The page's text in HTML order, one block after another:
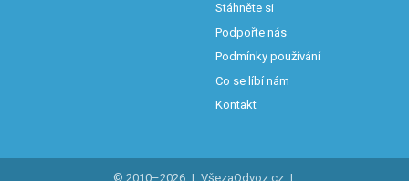
Stáhněte si
Podpořte nás
Podmínky používání
Co se líbí nám
Kontakt
© 2010–2026 | VšezaOdvoz.cz |